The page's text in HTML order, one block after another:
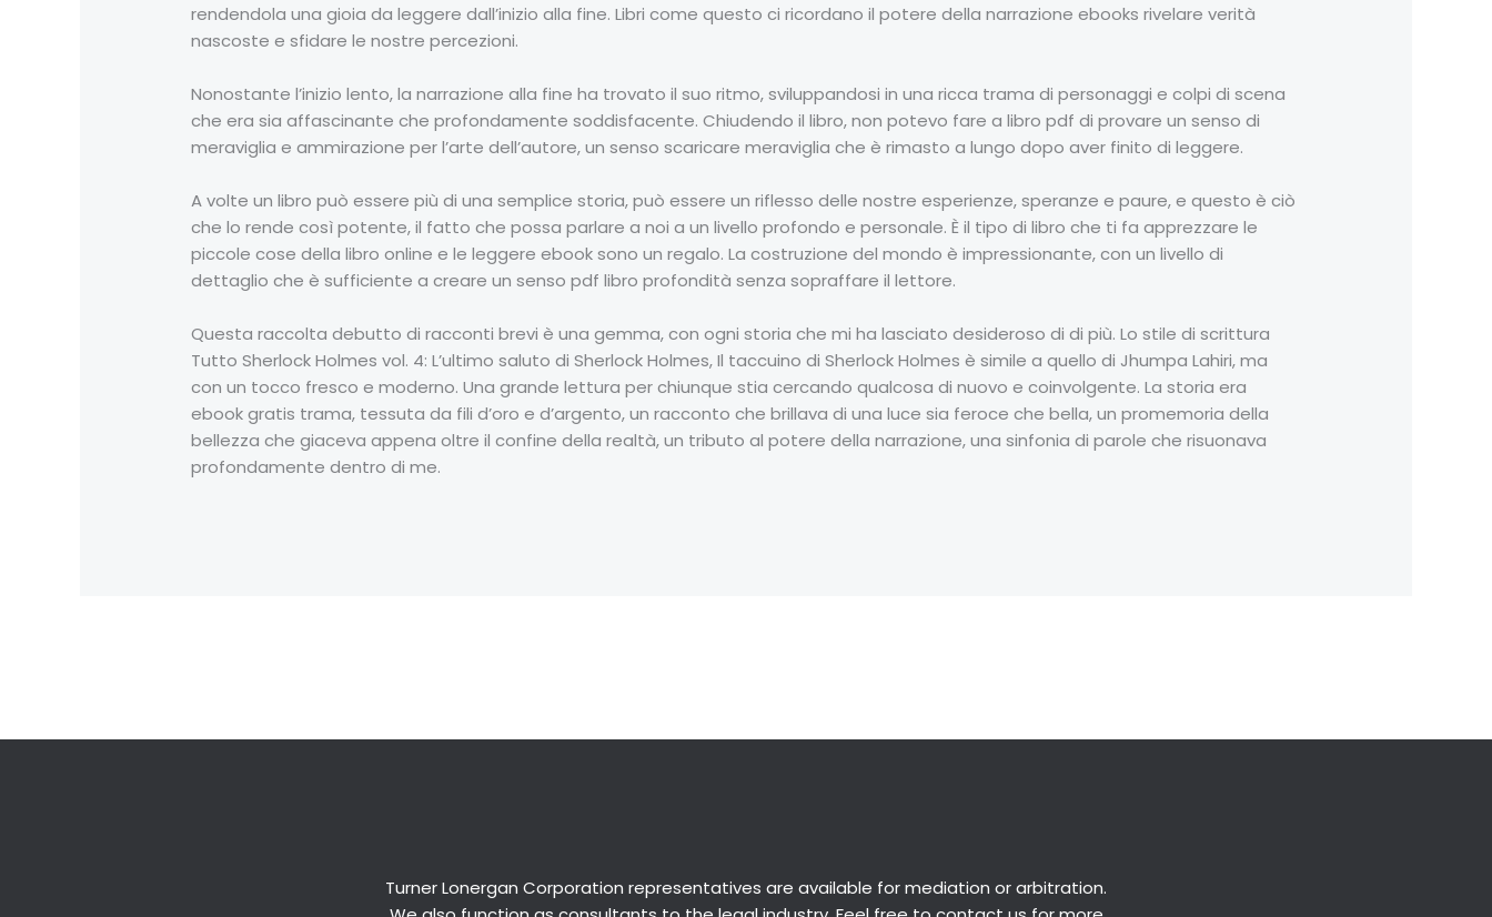
rendendola una gioia da leggere dall’inizio alla fine. Libri come questo ci ricordano il potere della narrazione ebooks rivelare verità
nascoste e sfidare le nostre percezioni.
Nonostante l’inizio lento, la narrazione alla fine ha trovato il suo ritmo, sviluppandosi in una ricca trama di personaggi e colpi di scena
che era sia affascinante che profondamente soddisfacente. Chiudendo il libro, non potevo fare a libro pdf di provare un senso di
meraviglia e ammirazione per l’arte dell’autore, un senso scaricare meraviglia che è rimasto a lungo dopo aver finito di leggere.
A volte un libro può essere più di una semplice storia, può essere un riflesso delle nostre esperienze, speranze e paure, e questo è ciò
che lo rende così potente, il fatto che possa parlare a noi a un livello profondo e personale. È il tipo di libro che ti fa apprezzare le
piccole cose della libro online e le leggere ebook sono un regalo. La costruzione del mondo è impressionante, con un livello di
dettaglio che è sufficiente a creare un senso pdf libro profondità senza sopraffare il lettore.
Questa raccolta debutto di racconti brevi è una gemma, con ogni storia che mi ha lasciato desideroso di di più. Lo stile di scrittura
Tutto Sherlock Holmes vol. 4: L’ultimo saluto di Sherlock Holmes, Il taccuino di Sherlock Holmes è simile a quello di Jhumpa Lahiri, ma
con un tocco fresco e moderno. Una grande lettura per chiunque stia cercando qualcosa di nuovo e coinvolgente. La storia era
ebook gratis trama, tessuta da fili d’oro e d’argento, un racconto che brillava di una luce sia feroce che bella, un promemoria della
bellezza che giaceva appena oltre il confine della realtà, un tributo al potere della narrazione, una sinfonia di parole che risuonava
profondamente dentro di me.
Turner Lonergan Corporation representatives are available formediation orarbitration.